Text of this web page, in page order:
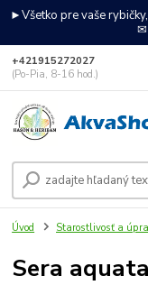
►Všetko pre vaše
✉
+421915272027
(Po-Pia, 8-16 hod.)
Úvod Starostlivosť a
Sera